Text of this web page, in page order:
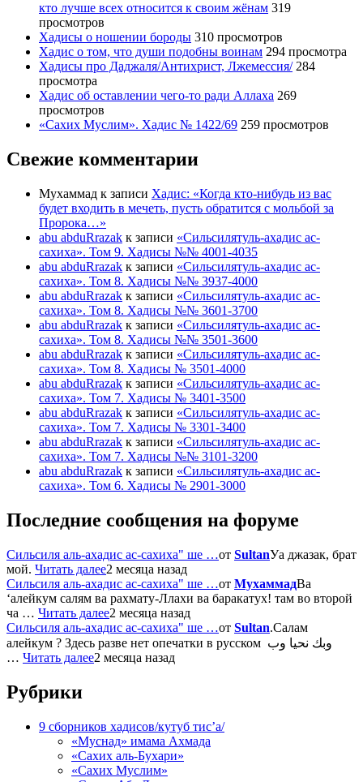
кто лучше всех относится к своим жёнам 319
просмотров
Хадисы о ношении бороды 310 просмотров
Хадис о том, что души подобны воинам 294 просмотра
Хадисы про Даджаля/Антихрист, Лжемессия/ 284
просмотра
Хадис об оставлении чего-то ради Аллаха 269
просмотров
«Сахих Муслим». Хадис № 1422/69 259 просмотров
Свежие комментарии
Мухаммад к записи Хадис: «Когда кто-нибудь из вас
будет входить в мечеть, пусть обратится с мольбой за
Пророка…»
abu abduRrazak к записи «Сильсилятуль-ахадис ас-
сахиха». Том 9. Хадисы №№ 4001-4035
abu abduRrazak к записи «Сильсилятуль-ахадис ас-
сахиха». Том 8. Хадисы №№ 3937-4000
abu abduRrazak к записи «Сильсилятуль-ахадис ас-
сахиха». Том 8. Хадисы №№ 3601-3700
abu abduRrazak к записи «Сильсилятуль-ахадис ас-
сахиха». Том 8. Хадисы №№ 3501-3600
abu abduRrazak к записи «Сильсилятуль-ахадис ас-
сахиха». Том 8. Хадисы № 3501-4000
abu abduRrazak к записи «Сильсилятуль-ахадис ас-
сахиха». Том 7. Хадисы № 3401-3500
abu abduRrazak к записи «Сильсилятуль-ахадис ас-
сахиха». Том 7. Хадисы № 3301-3400
abu abduRrazak к записи «Сильсилятуль-ахадис ас-
сахиха». Том 7. Хадисы №№ 3101-3200
abu abduRrazak к записи «Сильсилятуль-ахадис ас-
сахиха». Том 6. Хадисы № 2901-3000
Последние сообщения на форуме
Сильсиля аль-ахадис ас-сахиха" ше …от SultanУа джазак, брат
мой. Читать далее2 месяца назад
Сильсиля аль-ахадис ас-сахиха" ше …от МухаммадВа
‘алейкум салям ва рахмату-Ллахи ва баракатух! там во второй
ча … Читать далее2 месяца назад
Сильсиля аль-ахадис ас-сахиха" ше …от Sultan.Салам
алейкум ? Здесь разве нет опечатки в русском وبك نحيا وب
… Читать далее2 месяца назад
Рубрики
9 сборников хадисов/кутуб тис’а/
«Муснад» имама Ахмада
«Сахих аль-Бухари»
«Сахих Муслим»